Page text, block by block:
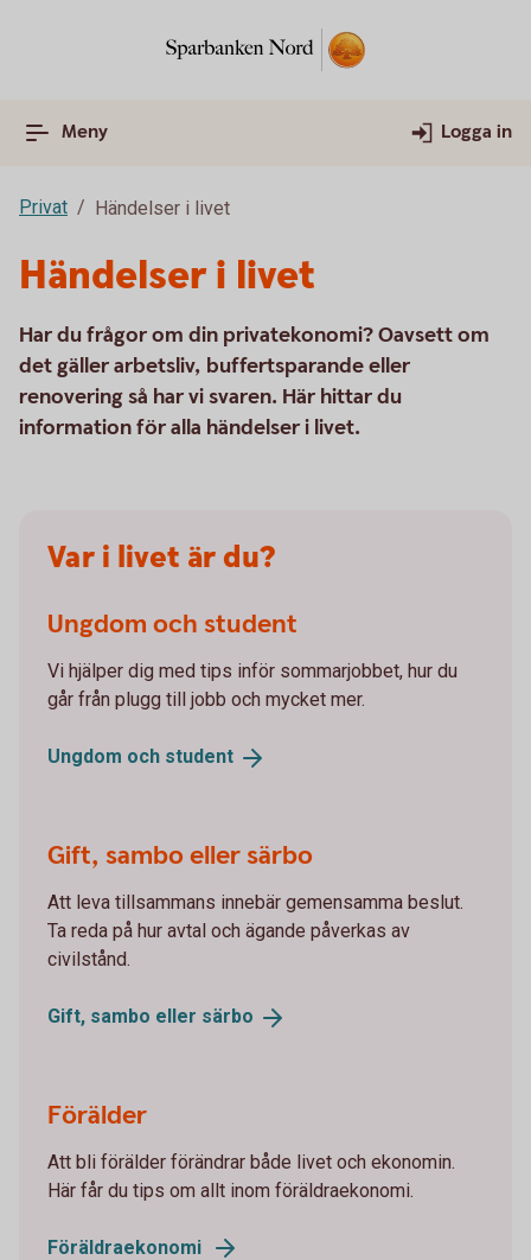
Meny Logga in
Privat Händelser i livet
Händelser i livet
Har du frågor om din privatekonomi? Oavsett om
det gäller arbetsliv, buffertsparande eller
renovering så har vi svaren. Här hittar du
information för alla händelser i livet.
Var i livet är du?
Ungdom och student
Vi hjälper dig med tips inför sommarjobbet, hur du
går från plugg till jobb och mycket mer.
Ungdom och student
Gift, sambo eller särbo
Att leva tillsammans innebär gemensamma beslut.
Ta reda på hur avtal och ägande påverkas av
civilstånd.
Gift, sambo eller särbo
Förälder
Att bli förälder förändrar både livet och ekonomin.
Här får du tips om allt inom föräldraekonomi.
Föräldraekonomi